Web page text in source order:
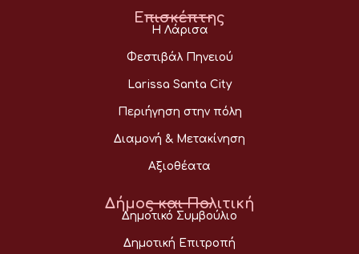
Επισκέπτης
Η Λάρισα
Φεστιβάλ Πηνειού
Larissa Santa City
Περιήγηση στην πόλη
Διαμονή & Μετακίνηση
Αξιοθέατα
Δήμος και Πολιτική
Δημοτικό Συμβούλιο
Δημοτική Επιτροπή